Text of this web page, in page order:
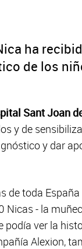
ha
de los
Sant Joan
y de
y dar
de toda
Nicas - la
podía ver la
Alexion,